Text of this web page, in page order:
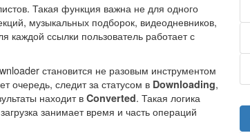
Такая функция важна не для одного
музыкальных подборок, видеодневников,
каждой ссылки пользователь работает с
становится не разовым инструментом
очередь, следит за статусом в Downloading,
находит в Converted. Такая логика
занимает время и часть операций